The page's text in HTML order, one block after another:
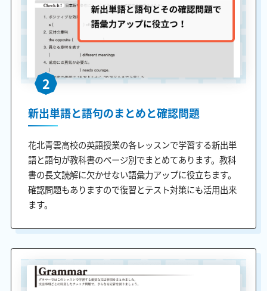
2
新出単語と語句のまとめと確認問題
花北青雲高校の英語授業の各レッスンで学習する新出単
語と語句が教科書のページ別でまとめてあります。教科
書の長文読解に欠かせない語彙力アップに役立ちます。
確認問題もありますので復習とテスト対策にも活用出来
ます。